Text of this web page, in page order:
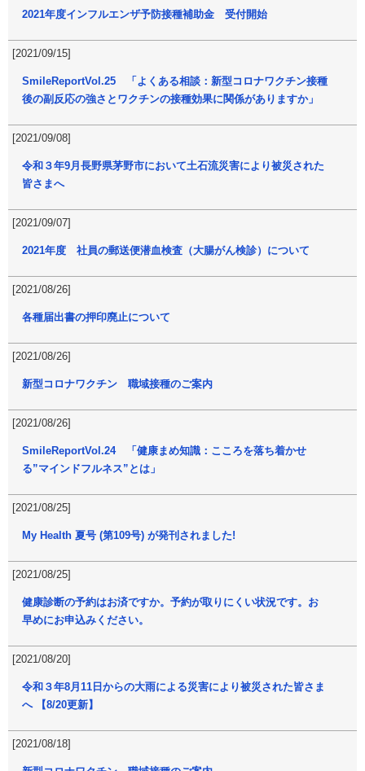
2021年度インフルエンザ予防接種補助金 受付開始
[2021/09/15]
SmileReportVol.25 「よくある相談：新型コロナワクチン接種
後の副反応の強さとワクチンの接種効果に関係がありますか」
[2021/09/08]
令和３年9月長野県茅野市において土石流災害により被災された
皆さまへ
[2021/09/07]
2021年度 社員の郵送便潜血検査（大腸がん検診）について
[2021/08/26]
各種届出書の押印廃止について
[2021/08/26]
新型コロナワクチン 職域接種のご案内
[2021/08/26]
SmileReportVol.24 「健康まめ知識：こころを落ち着かせ
る”マインドフルネス”とは」
[2021/08/25]
My Health 夏号 (第109号) が発刊されました!
[2021/08/25]
健康診断の予約はお済ですか。予約が取りにくい状況です。お
早めにお申込みください。
[2021/08/20]
令和３年8月11日からの大雨による災害により被災された皆さま
へ 【8/20更新】
[2021/08/18]